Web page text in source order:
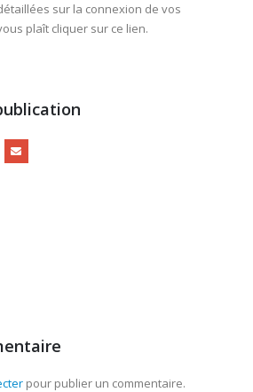
sur la connexion de vos
plaît cliquer sur ce lien.
pour publier un commentaire.